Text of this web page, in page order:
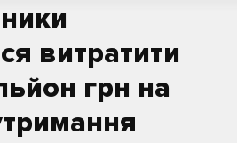
витратити
грн на